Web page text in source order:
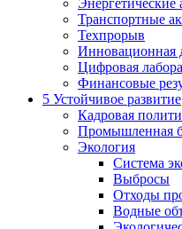
Энергетические
Транспортные
Техпрорыв
Инновационная
Цифровая
Финансовые
5 Устойчивое развитие
Кадровая
Промышленная
Экология
Система
Выбросы
Отходы
Водные